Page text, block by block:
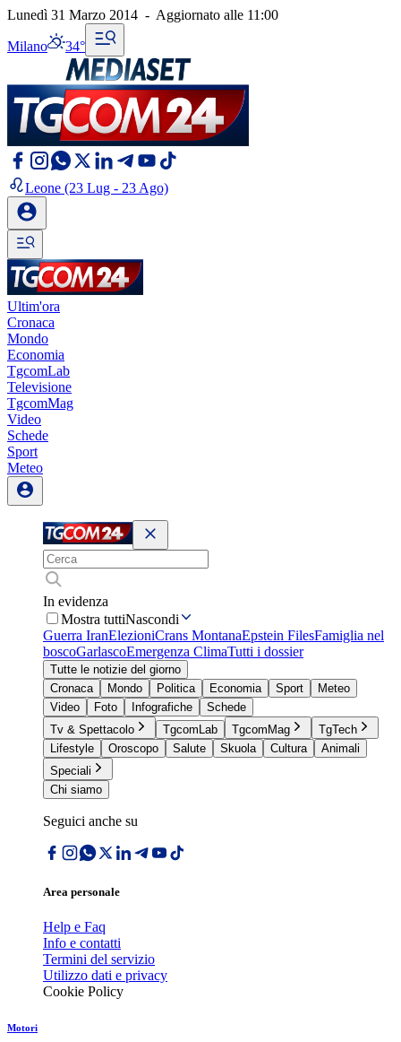
Lunedì 31 Marzo 2014 - Aggiornato alle 11:00
Milano 34°
Leone (23 Lug - 23 Ago)
Ultim'ora
Cronaca
Mondo
Economia
TgcomLab
Televisione
TgcomMag
Video
Schede
Sport
Meteo
In evidenza
Mostra tuttiNascondi
Guerra IranElezioniCrans MontanaEpstein FilesFamiglia nel
boscoGarlascoEmergenza ClimaTutti i dossier
Tutte le notizie del giorno
Cronaca
Mondo Politica Economia Sport
Meteo
Video
Foto Infografiche
Schede
Tv & Spettacolo
TgcomLab TgcomMag
TgTech
Lifestyle
Oroscopo Salute Skuola Cultura
Animali
Speciali
Chi siamo
Seguici anche su
Area personale
Help e Faq
Info e contatti
Termini del servizio
Utilizzo dati e privacy
Cookie Policy
Motori